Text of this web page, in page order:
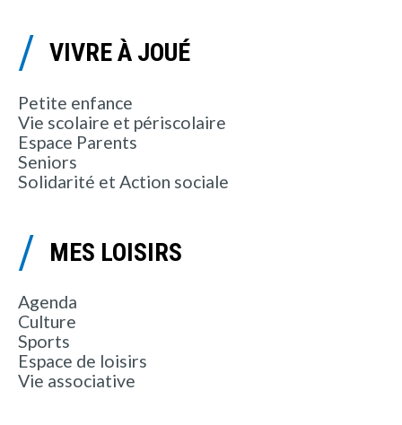
VIVRE À JOUÉ
Petite enfance
Vie scolaire et périscolaire
Espace Parents
Seniors
Solidarité et Action sociale
MES LOISIRS
Agenda
Culture
Sports
Espace de loisirs
Vie associative